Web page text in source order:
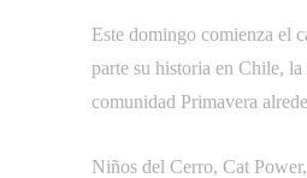
Este domingo comienza el
parte su historia en Chile, la
comunidad Primavera
Niños del Cerro, Cat